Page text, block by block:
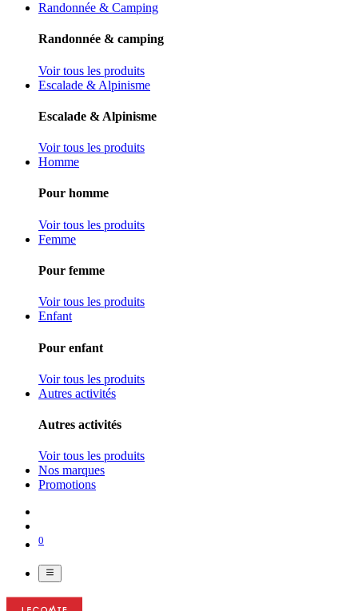
Randonnée & Camping
Randonnée & camping
Voir tous les produits
Escalade & Alpinisme
Escalade & Alpinisme
Voir tous les produits
Homme
Pour homme
Voir tous les produits
Femme
Pour femme
Voir tous les produits
Enfant
Pour enfant
Voir tous les produits
Autres activités
Autres activités
Voir tous les produits
Nos marques
Promotions
0